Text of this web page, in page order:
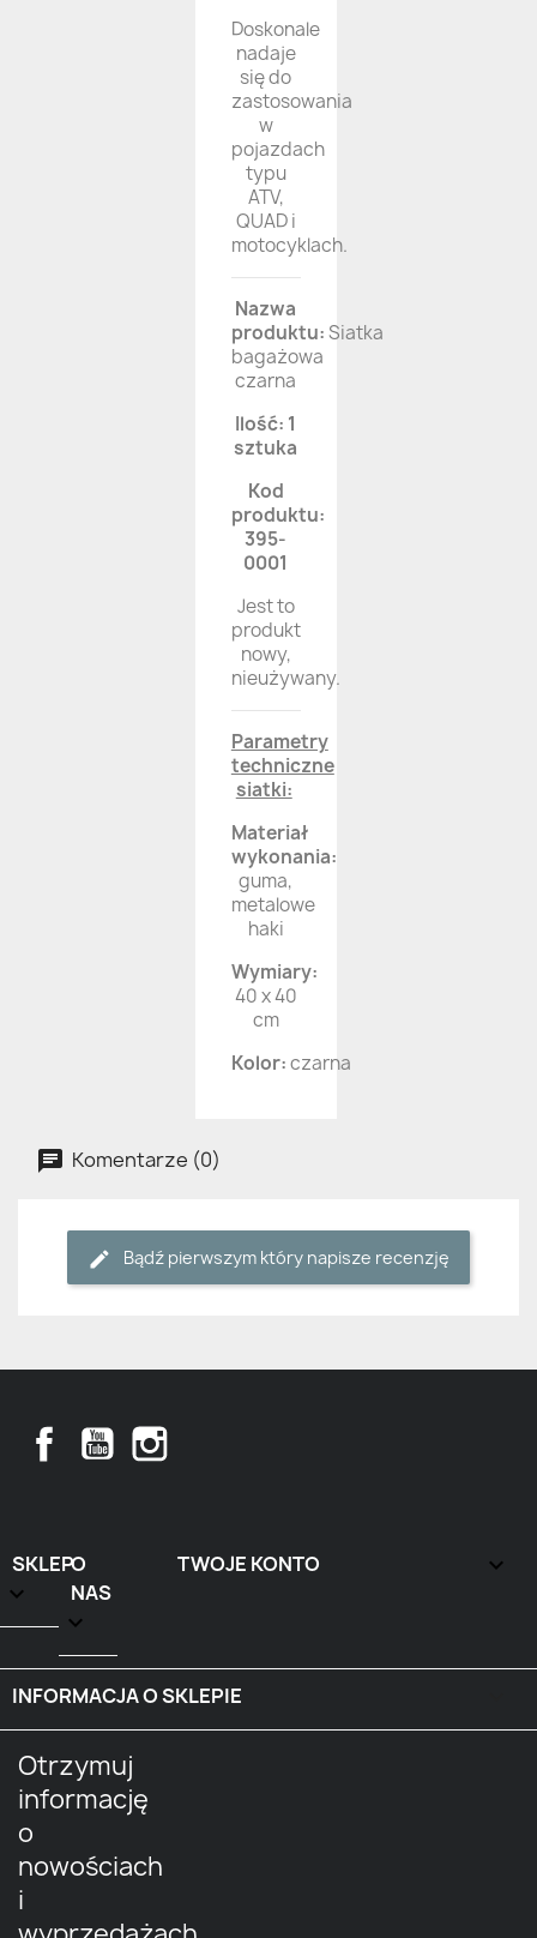
Doskonale
nadaje
się do
zastosowania
w
pojazdach
typu
ATV,
QUAD i
motocyklach.
Nazwa
produktu:Siatka
bagażowa
czarna
Ilość: 1
sztuka
Kod
produktu:
395-
0001
Jest to
produkt
nowy,
nieużywany.
Parametry
techniczne
siatki:
Materiał
wykonania:
guma,
metalowe
haki
Wymiary:
40 x 40
cm
Kolor:czarna
Komentarze (0)
Bądź pierwszym który napisze recenzję
FacebookYouTube
SKLEP

O
NAS

TWOJE KONTO 
INFORMACJA O SKLEPIE
Otrzymuj
informację
o
nowościach
i